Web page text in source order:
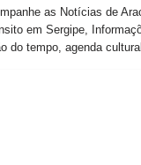
as Notícias de
em Sergipe,
do tempo, agenda